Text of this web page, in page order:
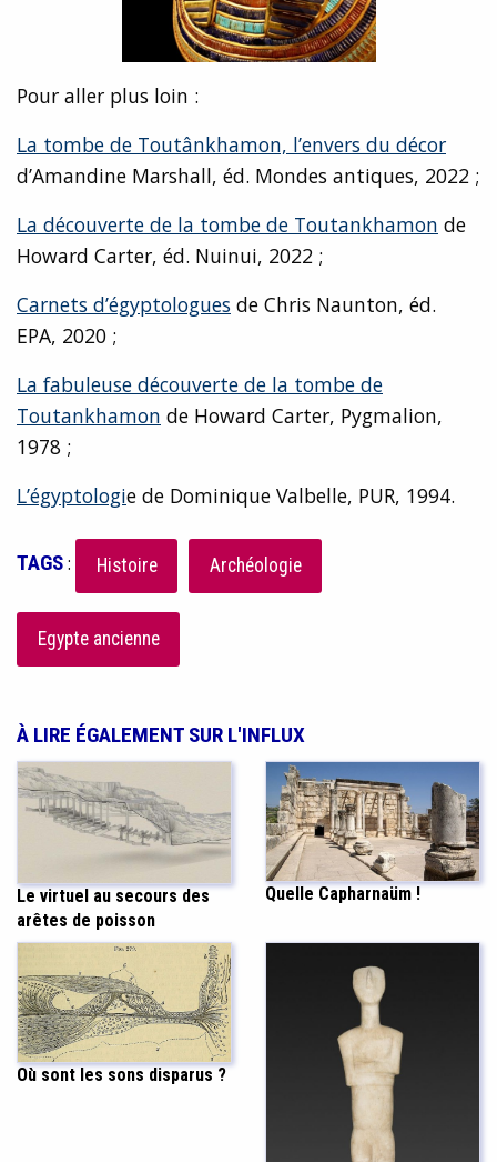
Pour aller plus loin :
La tombe de Toutânkhamon, l’envers du décor
d’Amandine Marshall, éd. Mondes antiques, 2022 ;
La découverte de la tombe de Toutankhamon de
Howard Carter, éd. Nuinui, 2022 ;
Carnets d’égyptologues de Chris Naunton, éd.
EPA, 2020 ;
La fabuleuse découverte de la tombe de
Toutankhamon de Howard Carter, Pygmalion,
1978 ;
L’égyptologie de Dominique Valbelle, PUR, 1994.
TAGS: Histoire Archéologie
Egypte ancienne
À LIRE ÉGALEMENT SUR L'INFLUX
Le virtuel au secours des
arêtes de poisson
Quelle Capharnaüm !
Où sont les sons disparus ?